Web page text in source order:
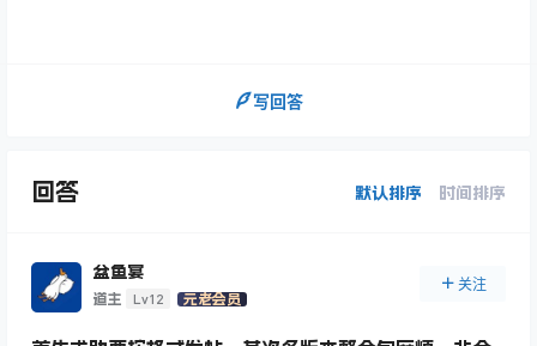
写回答
回答 默认排序 时间排序
盆鱼宴
道主 Lv12 元老会员
关注